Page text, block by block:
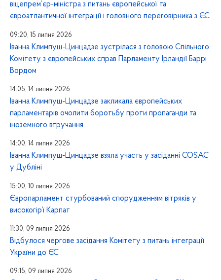
віцепрем’єр-міністра з питань європейської та
євроатлантичної інтеграції і головного переговірника з ЄС
09:20, 15 липня 2026
Іванна Климпуш-Цинцадзе зустрілася з головою Спільного
Комітету з європейських справ Парламенту Ірландії Баррі
Вордом
14:05, 14 липня 2026
Іванна Климпуш-Цинцадзе закликала європейських
парламентарів очолити боротьбу проти пропаганди та
іноземного втручання
14:00, 14 липня 2026
Іванна Климпуш-Цинцадзе взяла участь у засіданні COSAC
у Дубліні
15:00, 10 липня 2026
Європарламент стурбований спорудженням вітряків у
високогір’ї Карпат
11:30, 09 липня 2026
Відбулося чергове засідання Комітету з питань інтеграції
України до ЄС
09:15, 09 липня 2026